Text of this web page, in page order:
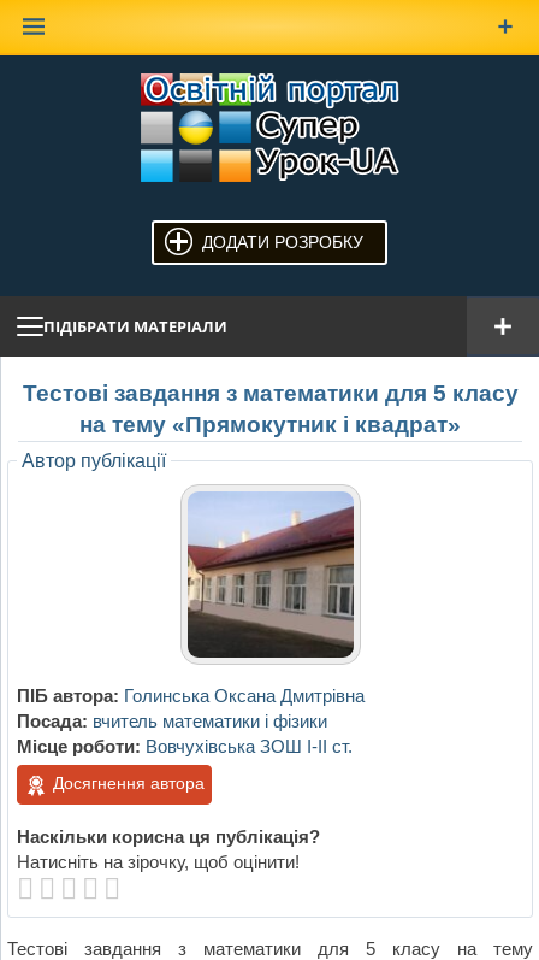
ДОДАТИ РОЗРОБКУ
ПІДІБРАТИ МАТЕРІАЛИ
Тестові завдання з математики для 5 класу
на тему «Прямокутник і квадрат»
Автор публікації
ПІБ автора: Голинська Оксана Дмитрівна
Посада: вчитель математики і фізики
Місце роботи: Вовчухівська ЗОШ І-ІІ ст.
Досягнення автора
Наскільки корисна ця публікація?
Натисніть на зірочку, щоб оцінити!
Тестові завдання з математики для 5 класу на тему